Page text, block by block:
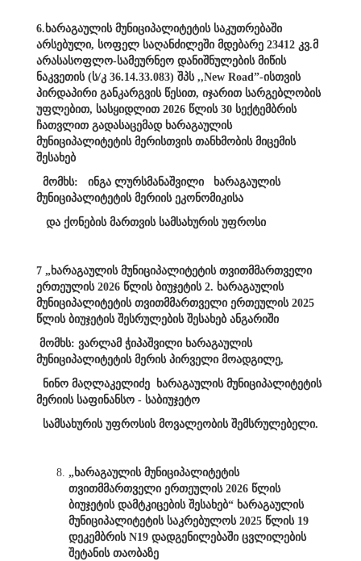
6.ხარაგაულის მუნიციპალიტეტის საკუთრებაში
არსებული, სოფელ საღანძილეში მდებარე 23412 კვ.მ
არასასოფლო-სამეურნეო დანიშნულების მიწის
ნაკვეთის (ს/კ 36.14.33.083) შპს ,,New Road”-ისთვის
პირდაპირი განკარგვის წესით, იჯარით სარგებლობის
უფლებით, სასყიდლით 2026 წლის 30 სექტემბრის
ჩათვლით გადასაცემად ხარაგაულის
მუნიციპალიტეტის მერისთვის თანხმობის მიცემის
შესახებ
მომხს: ინგა ლურსმანაშვილი ხარაგაულის
მუნიციპალიტეტის მერიის ეკონომიკისა
და ქონების მართვის სამსახურის უფროსი
7 „ხარაგაულის მუნიციპალიტეტის თვითმმართველი
ერთეულის 2026 წლის ბიუჯეტის 2. ხარაგაულის
მუნიციპალიტეტის თვითმმართველი ერთეულის 2025
წლის ბიუჯეტის შესრულების შესახებ ანგარიში
მომხს: ვარლამ ჭიპაშვილი ხარაგაულის
მუნიციპალიტეტის მერის პირველი მოადგილე,
ნინო მაღლაკელიძე ხარაგაულის მუნიციპალიტეტის
მერიის საფინანსო - საბიუჯეტო
სამსახურის უფროსის მოვალეობის შემსრულებელი.
„ხარაგაულის მუნიციპალიტეტის
თვითმმართველი ერთეულის 2026 წლის
ბიუჯეტის დამტკიცების შესახებ“ ხარაგაულის
მუნიციპალიტეტის საკრებულოს 2025 წლის 19
დეკემბრის N19 დადგენილებაში ცვლილების
შეტანის თაობაზე